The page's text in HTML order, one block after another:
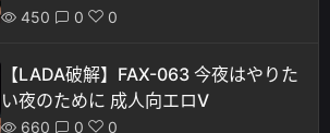
450 0 0
【LADA破解】FAX-063 今夜はやりた
い夜のために 成人向エロV
660 0 0